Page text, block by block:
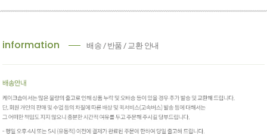
information 배송 / 반품 / 교환 안내